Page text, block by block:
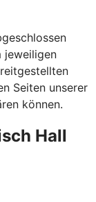
jeweiligen
Seiten unserer
können.
Hall